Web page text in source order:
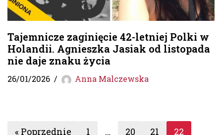
Tajemnicze zaginięcie 42-letniej Polki w
Holandii. Agnieszka Jasiak od listopada
nie daje znaku życia
26/01/2026 Anna Malczewska
« Poprzednie 1 … 20 21 22